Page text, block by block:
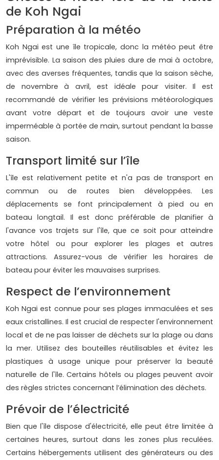
de Koh Ngai
Préparation à la météo
Koh Ngai est une île tropicale, donc la météo peut être
imprévisible. La saison des pluies dure de mai à octobre,
avec des averses fréquentes, tandis que la saison sèche,
de novembre à avril, est idéale pour visiter. Il est
recommandé de vérifier les prévisions météorologiques
avant votre départ et de toujours avoir une veste
imperméable à portée de main, surtout pendant la basse
saison.
Transport limité sur l’île
L'île est relativement petite et n'a pas de transport en
commun ou de routes bien développées. Les
déplacements se font principalement à pied ou en
bateau longtail. Il est donc préférable de planifier à
l'avance vos trajets sur l'île, que ce soit pour atteindre
votre hôtel ou pour explorer les plages et autres
attractions. Assurez-vous de vérifier les horaires de
bateau pour éviter les mauvaises surprises.
Respect de l’environnement
Koh Ngai est connue pour ses plages immaculées et ses
eaux cristallines. Il est crucial de respecter l'environnement
local et de ne pas laisser de déchets sur la plage ou dans
la mer. Utilisez des bouteilles réutilisables et évitez les
plastiques à usage unique pour préserver la beauté
naturelle de l'île. Certains hôtels ou plages peuvent avoir
des règles strictes concernant l’élimination des déchets.
Prévoir de l’électricité
Bien que l'île dispose d'électricité, elle peut être limitée à
certaines heures, surtout dans les zones plus reculées.
Certains hébergements utilisent des générateurs ou des